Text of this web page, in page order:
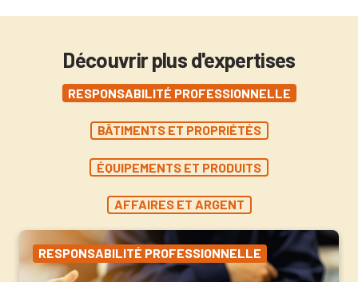
Découvrir plus d'expertises
RESPONSABILITÉ PROFESSIONNELLE
BÂTIMENTS ET PROPRIÉTÉS
ÉQUIPEMENTS ET PRODUITS
AFFAIRES ET ARGENT
RESPONSABILITÉ PROFESSIONNELLE